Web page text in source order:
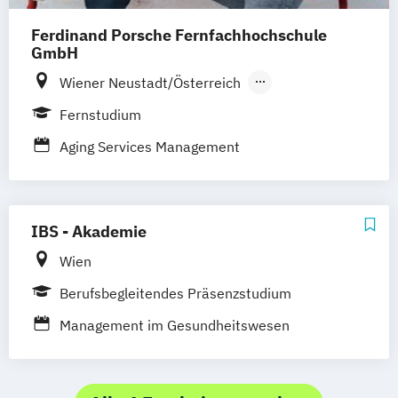
Ferdinand Porsche Fernfachhochschule
GmbH
Wiener Neustadt/Österreich
Online Campus
Fernstudium
Aging Services Management
IBS - Akademie
Wien
Berufsbegleitendes Präsenzstudium
Management im Gesundheitswesen